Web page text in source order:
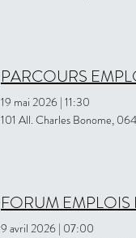
PARCOURS
19 mai 2026 | 11:30
101 All. Charles Bonome,
FORUM EMPLOIS
9 avril 2026 | 07:00